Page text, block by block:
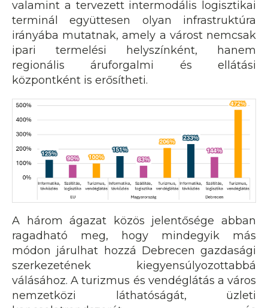
valamint a tervezett intermodális logisztikai
terminál együttesen olyan infrastruktúra
irányába mutatnak, amely a várost nemcsak
ipari termelési helyszínként, hanem
regionális áruforgalmi és ellátási
központként is erősítheti.
A három ágazat közös jelentősége abban
ragadható meg, hogy mindegyik más
módon járulhat hozzá Debrecen gazdasági
szerkezetének kiegyensúlyozottabbá
válásához. A turizmus és vendéglátás a város
nemzetközi láthatóságát, üzleti